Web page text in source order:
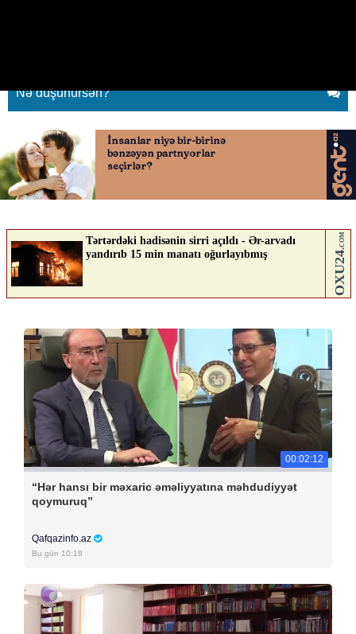
Nə düşünürsən?
00:02:12
“Hər hansı bir məxaric əməliyyatına məhdudiyyət
qoymuruq”
Qafqazinfo.az
Bu gün 10:18